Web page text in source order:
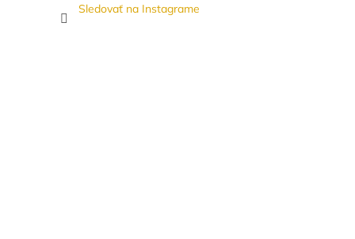
Sledovať na Instagrame